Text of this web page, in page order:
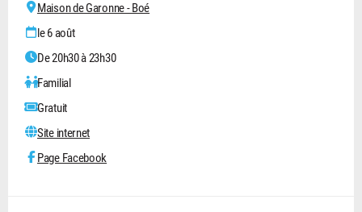
Maison de Garonne - Boé
le 6 août
De 20h30 à 23h30
Familial
Gratuit
Site internet
Page Facebook